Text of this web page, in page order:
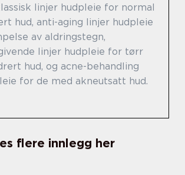
linjer hudpleie for normal
hud, anti-aging linjer hudpleie
av aldringstegn,
linjer hudpleie for tørr
hud, og acne-behandling
for de med akneutsatt hud.
flere innlegg her